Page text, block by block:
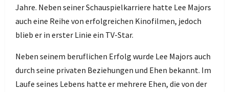
Jahre. Neben seiner Schauspielkarriere hatte Lee Majors
auch eine Reihe von erfolgreichen Kinofilmen, jedoch
blieb er in erster Linie ein TV-Star.
Neben seinem beruflichen Erfolg wurde Lee Majors auch
durch seine privaten Beziehungen und Ehen bekannt. Im
Laufe seines Lebens hatte er mehrere Ehen, die von der